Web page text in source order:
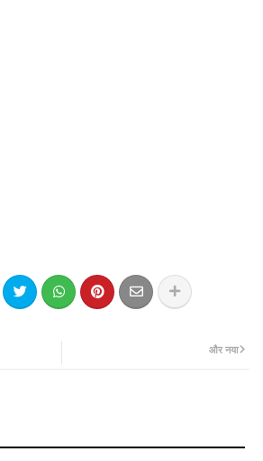
और नया